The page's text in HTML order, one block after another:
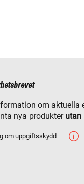
om aktuella
nya produkter utan
om uppgiftsskydd